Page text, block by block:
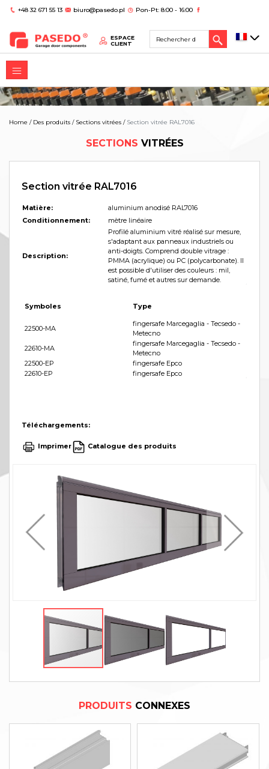
+48 32 671 55 13 biuro@pasedo.pl Pon-Pt: 8:00 - 16:00
ESPACE
CLIENT
Home / Des produits / Sections vitrées / Section vitrée RAL7016
SECTIONS VITRÉES
Section vitrée RAL7016
Matière:
aluminium anodisé RAL7016
Conditionnement:
mètre linéaire
Description:
Profilé aluminium vitré réalisé sur mesure,
s'adaptant aux panneaux industriels ou
anti-doigts. Comprend double vitrage :
PMMA (acrylique) ou PC (polycarbonate). Il
est possible d'utiliser des couleurs : mil,
satiné, fumé et autres sur demande.
Symboles Type
22500-MA
fingersafe Marcegaglia - Tecsedo -
Metecno
22610-MA
fingersafe Marcegaglia - Tecsedo -
Metecno
22500-EP
fingersafe Epco
22610-EP
fingersafe Epco
Téléchargements:
Imprimer Catalogue des produits
PRODUITS CONNEXES